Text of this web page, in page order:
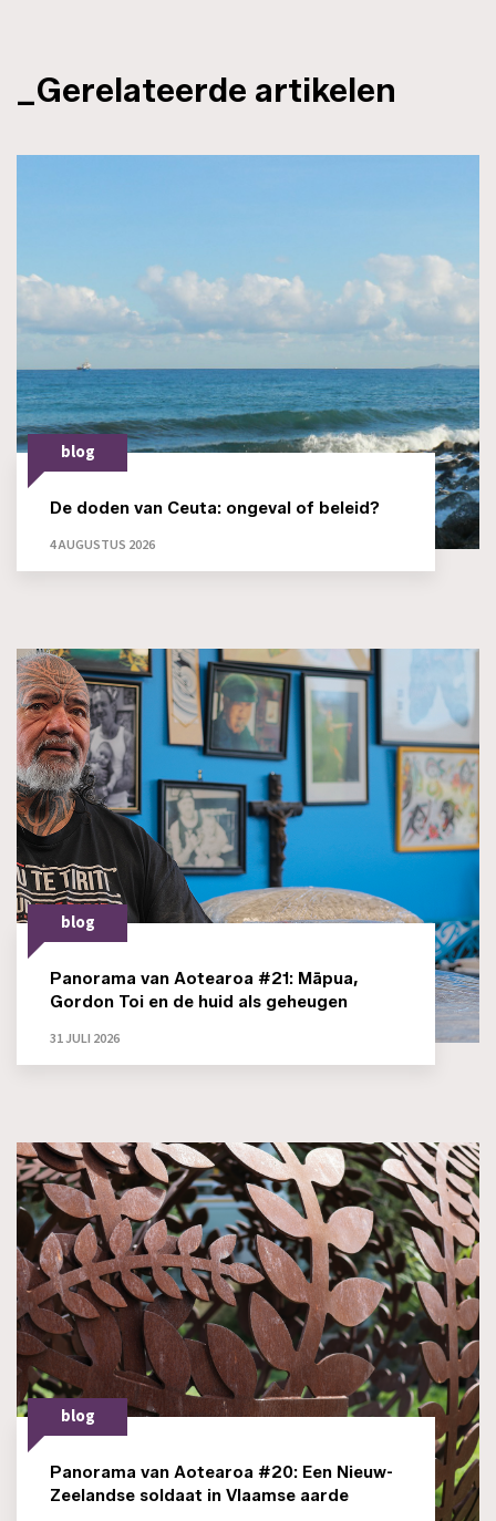
_Gerelateerde artikelen
blog
De doden van Ceuta: ongeval of beleid?
4 AUGUSTUS 2026
blog
Panorama van Aotearoa #21: Māpua,
Gordon Toi en de huid als geheugen
31 JULI 2026
blog
Panorama van Aotearoa #20: Een Nieuw-
Zeelandse soldaat in Vlaamse aarde